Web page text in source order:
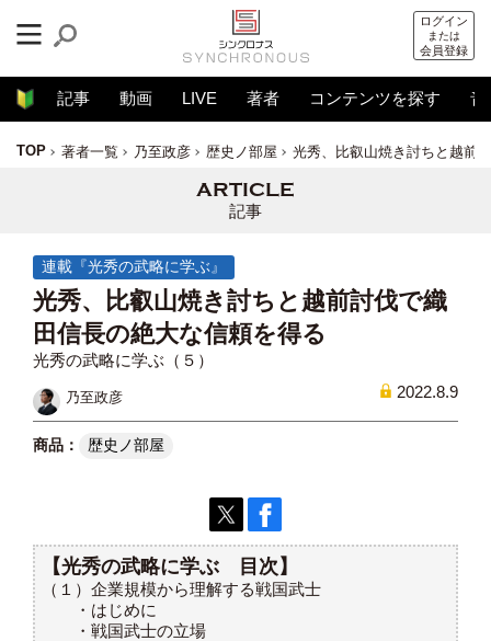
ログイン
または
会員登録
記事 動画 LIVE 著者 コンテンツを探す 音
TOP 著者一覧 乃至政彦 歴史ノ部屋 光秀、比叡山焼き討ちと越前
記事
連載『光秀の武略に学ぶ』
光秀、比叡山焼き討ちと越前討伐で織
田信長の絶大な信頼を得る
光秀の武略に学ぶ（５）
乃至政彦 2022.8.9
歴史ノ部屋
【光秀の武略に学ぶ 目次】
（１）企業規模から理解する戦国武士
・はじめに
・戦国武士の立場